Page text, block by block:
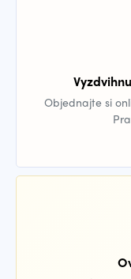
Objednajte si